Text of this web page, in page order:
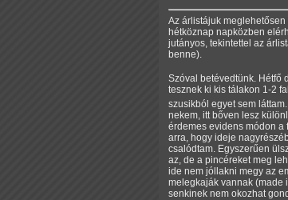
Az árlistájuk
hétköznap napközben
jutányos, tekintettel az
benne).
Szóval betévedtünk. Hétfő
tesznek ki kis tálakon 1-2
szusikból egyet sem
nekem, itt bőven lesz
érdemes evidens módon a
arra, hogy ideje
csalódtam. Egyszerűen
az, de a pincéreket meg
ide nem jóllakni megy az
melegkaják vannak (made
senkinek nem okozhat